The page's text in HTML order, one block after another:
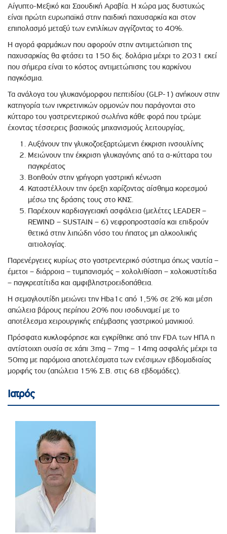
Αίγυπτο-Μεξικό και Σαουδική Αραβία. Η χώρα μας δυστυχώς
είναι πρώτη ευρωπαϊκά στην παιδική παχυσαρκία και στον
επιπολασμό μεταξύ των ενηλίκων αγγίζοντας το 40%.
Η αγορά φαρμάκων που αφορούν στην αντιμετώπιση της
παχυσαρκίας θα φτάσει τα 150 δις. δολάρια μέχρι το 2031 εκεί
που σήμερα είναι το κόστος αντιμετώπισης του καρκίνου
παγκόσμια.
Τα ανάλογα του γλυκανόμορφου πεπτιδίου (GLP-1) ανήκουν στην
κατηγορία των ινκρετινικών ορμονών που παράγονται στο
κύτταρο του γαστρεντερικού σωλήνα κάθε φορά που τρώμε
έχοντας τέσσερεις βασικούς μηχανισμούς λειτουργίας,
Αυξάνουν την γλυκοζοεξαρτώμενη έκκριση ινσουλίνης
Μειώνουν την έκκριση γλυκαγόνης από τα α-κύτταρα του
παγκρέατος
Βοηθούν στην γρήγορη γαστρική κένωση
Καταστέλλουν την όρεξη χαρίζοντας αίσθημα κορεσμού
μέσω της δράσης τους στο ΚΝΣ.
Παρέχουν καρδιαγγειακή ασφάλεια (μελέτες LEADER –
REWIND – SUSTAIN – 6) νεφροπροστασία και επιδρούν
θετικά στην λιπώδη νόσο του ήπατος μη αλκοολικής
αιτιολογίας.
Παρενέργειες κυρίως στο γαστρεντερικό σύστημα όπως ναυτία –
έμετοι – διάρροια – τυμπανισμός – χολολιθίαση – χολοκυστίτιδα
– παγκρεατίτιδα και αμφιβληστροειδοπάθεια.
Η σεμαγλουτίδη μειώνει την Hba1c από 1,5% σε 2% και μέση
απώλεια βάρους περίπου 20% που ισοδυναμεί με το
αποτέλεσμα χειρουργικής επέμβασης γαστρικού μανικιού.
Πρόσφατα κυκλοφόρησε και εγκρίθηκε από την FDA των ΗΠΑ η
αντίστοιχη ουσία σε χάπι 3mg – 7mg – 14mg ασφαλής μέχρι τα
50mg με παρόμοια αποτελέσματα των ενέσιμων εβδομαδιαίας
μορφής του (απώλεια 15% Σ.Β. στις 68 εβδομάδες).
Ιατρός